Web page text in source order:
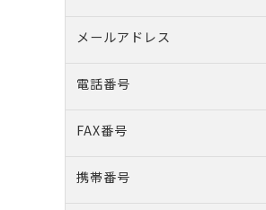
メールアドレス
電話番号
FAX番号
携帯番号